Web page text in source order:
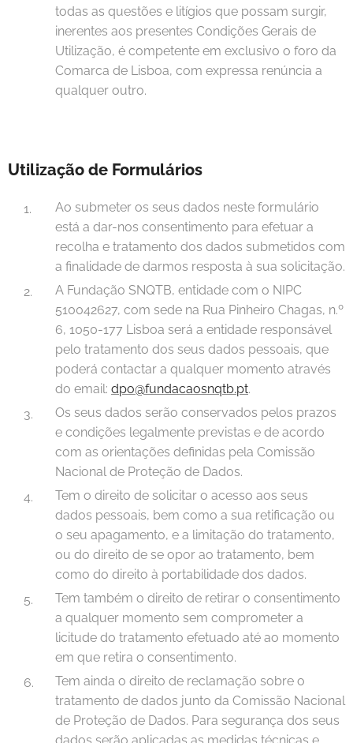
todas as questões e litígios que possam surgir,
inerentes aos presentes Condições Gerais de
Utilização, é competente em exclusivo o foro da
Comarca de Lisboa, com expressa renúncia a
qualquer outro.
Utilização de Formulários
Ao submeter os seus dados neste formulário
está a dar-nos consentimento para efetuar a
recolha e tratamento dos dados submetidos com
a finalidade de darmos resposta à sua solicitação.
A Fundação SNQTB, entidade com o NIPC
510042627, com sede na Rua Pinheiro Chagas, n.º
6, 1050-177 Lisboa será a entidade responsável
pelo tratamento dos seus dados pessoais, que
poderá contactar a qualquer momento através
do email: dpo@fundacaosnqtb.pt.
Os seus dados serão conservados pelos prazos
e condições legalmente previstas e de acordo
com as orientações definidas pela Comissão
Nacional de Proteção de Dados.
Tem o direito de solicitar o acesso aos seus
dados pessoais, bem como a sua retificação ou
o seu apagamento, e a limitação do tratamento,
ou do direito de se opor ao tratamento, bem
como do direito à portabilidade dos dados.
Tem também o direito de retirar o consentimento
a qualquer momento sem comprometer a
licitude do tratamento efetuado até ao momento
em que retira o consentimento.
Tem ainda o direito de reclamação sobre o
tratamento de dados junto da Comissão Nacional
de Proteção de Dados. Para segurança dos seus